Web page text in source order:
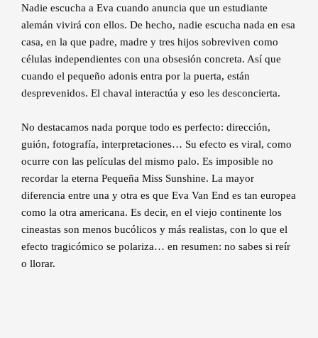
Nadie escucha a Eva cuando anuncia que un estudiante
alemán vivirá con ellos. De hecho, nadie escucha nada en esa
casa, en la que padre, madre y tres hijos sobreviven como
células independientes con una obsesión concreta. Así que
cuando el pequeño adonis entra por la puerta, están
desprevenidos. El chaval interactúa y eso les desconcierta.
No destacamos nada porque todo es perfecto: dirección,
guión, fotografía, interpretaciones… Su efecto es viral, como
ocurre con las películas del mismo palo. Es imposible no
recordar la eterna Pequeña Miss Sunshine. La mayor
diferencia entre una y otra es que Eva Van End es tan europea
como la otra americana. Es decir, en el viejo continente los
cineastas son menos bucólicos y más realistas, con lo que el
efecto tragicómico se polariza… en resumen: no sabes si reír
o llorar.